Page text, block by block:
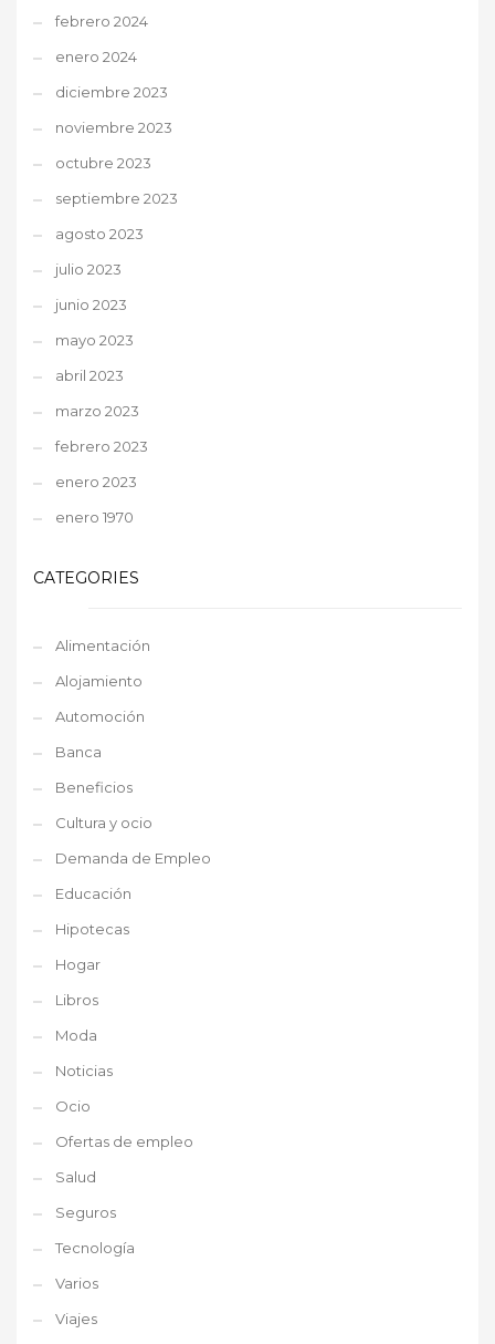
febrero 2024
enero 2024
diciembre 2023
noviembre 2023
octubre 2023
septiembre 2023
agosto 2023
julio 2023
junio 2023
mayo 2023
abril 2023
marzo 2023
febrero 2023
enero 2023
enero 1970
CATEGORIES
Alimentación
Alojamiento
Automoción
Banca
Beneficios
Cultura y ocio
Demanda de Empleo
Educación
Hipotecas
Hogar
Libros
Moda
Noticias
Ocio
Ofertas de empleo
Salud
Seguros
Tecnología
Varios
Viajes